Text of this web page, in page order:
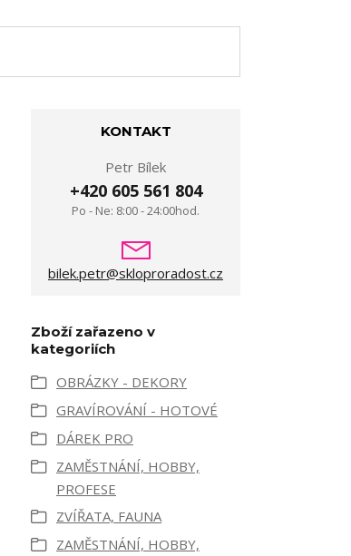
KONTAKT
Petr Bílek
+420 605 561 804
Po - Ne: 8:00 - 24:00hod.
bilek.petr@skloproradost.cz
Zboží zařazeno v
kategoriích
OBRÁZKY - DEKORY
GRAVÍROVÁNÍ - HOTOVÉ
DÁREK PRO
ZAMĚSTNÁNÍ, HOBBY,
PROFESE
ZVÍŘATA, FAUNA
ZAMĚSTNÁNÍ, HOBBY,